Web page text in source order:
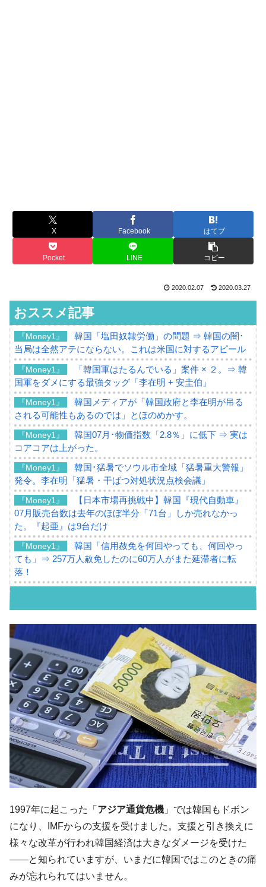
X Facebook はてブ
Pocket LINE コピー
2020.02.07 2020.03.27
おススメ記事
『Money1』
韓国「塩田奴隷労働」の問題 ⇒ 韓国の闇･
当局は全然アテにならない。これは米国に対するアピール
『Money1』
「韓国軍はたるんでいる」案件 × ２。⇒ 韓
国軍をダメにする最強タッグ「李在明 + 安圭伯」
『Money1』
韓国メディアが「韓国政府と李在明が吊る
される可能性もあるのでは」とほのめかす。
『Money1』
韓国07月･物価指数「2.8％」に低下 ⇒ 実は
コアコアは上がった。
『Money1』
韓国･猛暑でソウル市全域「猛暑重大警報」
発令。李在明「猛暑・干ばつ対処状況点検会議」
『Money1』
【日本市場再挑戦中】韓国『現代自動車』
07月販売台数は去年のほぼ半分「71台」しか売れなかっ
た。『起亜』は9台だけ
『Money1』
韓国「信用赦免を何回やっても、何回やっ
ても」⇒ 257万人赦免したのに60万人がまた延滞者に転
落！
『Money1』
韓国「2026年07月の輸出入」絶好調。半導
体だけで410億ドル、輸出全体の41％もある
『Money1』
韓国･李在明「青年層の雇用状況が悪い。せ
や、若者に起業させよう」⇒ どんな雇用対策だソレ。
『Money1』
【韓国の外貨準備】2026年07月は4,279億ド
ル。外平債の発行「19.4億ドル」
『Money1』
韓国「ここは北朝鮮なのか。選管がサーバ
ーにウソのデータを入力したのは明白だ」
『Money1』
韓国･李在明さっそく不動産対策で浅薄な発
言。
『Money1』
韓国は「中国と同じく」投資に不適格な国
『Money1』
『韓国銀行』が「金の保有量を増やしま
す」⇒「金を経由するドル入手」手段ではないのか？
『Money1』
韓国･外為取引量「1日当たり1,214.4億ド
ル」まで拡大 ⇒ 海外資金の動きに強く左右される状態
1997年に起こった「 アジア通貨危機 」では韓国もドボン
になり、IMFからの支援を受けました。支援と引き換えに
様々な改革が行われ韓国経済は大きなダメージを受けた
――と知られていますが、いまだに韓国ではこのときの痛
みが忘れられてはいません。